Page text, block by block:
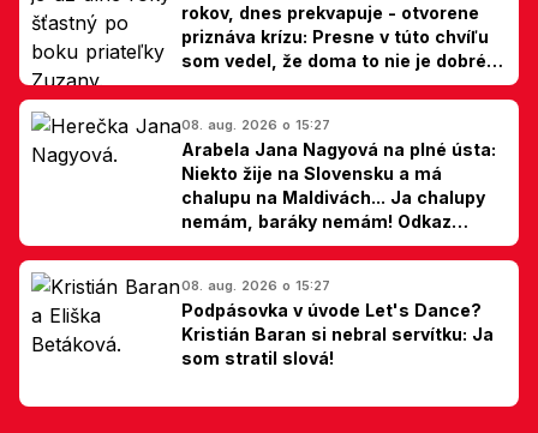
rokov, dnes prekvapuje - otvorene
priznáva krízu: Presne v túto chvíľu
som vedel, že doma to nie je dobré,
hovorí Milan Ondrík
08. aug. 2026 o 15:27
Arabela Jana Nagyová na plné ústa:
Niekto žije na Slovensku a má
chalupu na Maldivách... Ja chalupy
nemám, baráky nemám! Odkaz
Slovákom
08. aug. 2026 o 15:27
Podpásovka v úvode Let's Dance?
Kristián Baran si nebral servítku: Ja
som stratil slová!